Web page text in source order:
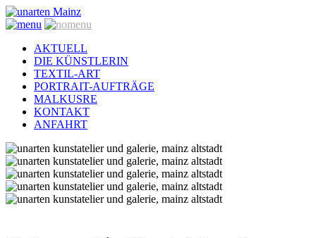
AKTUELL
DIE KÜNSTLERIN
TEXTIL-ART
PORTRAIT-AUFTRÄGE
MALKUSRE
KONTAKT
ANFAHRT